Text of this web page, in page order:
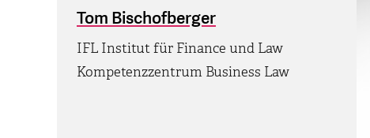
Tom Bischofberger
IFL Institut für Finance und Law
Kompetenzzentrum Business Law